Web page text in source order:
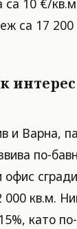
са 17 200
и Варна,
по-
офис
000 кв.м.
като